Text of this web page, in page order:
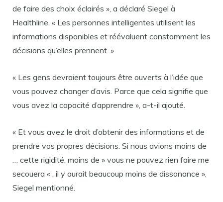
de faire des choix éclairés », a déclaré Siegel à
Healthline. « Les personnes intelligentes utilisent les
informations disponibles et réévaluent constamment les
décisions qu’elles prennent. »
« Les gens devraient toujours être ouverts à l’idée que
vous pouvez changer d’avis. Parce que cela signifie que
vous avez la capacité d’apprendre », a-t-il ajouté.
« Et vous avez le droit d’obtenir des informations et de
prendre vos propres décisions. Si nous avions moins de
… cette rigidité, moins de » vous ne pouvez rien faire me
secouera « , il y aurait beaucoup moins de dissonance »,
Siegel mentionné.